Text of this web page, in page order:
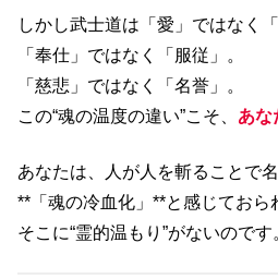
しかし武士道は「愛」ではなく「
「奉仕」ではなく「服従」。
「慈悲」ではなく「名誉」。
この“魂の温度の違い”こそ、 あな
あなたは、人が人を斬ることで
**「魂の冷血化」**と感じておら
そこに“霊的温もり”がないのです